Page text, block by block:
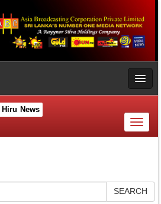
Hiru News
Toggle
SEARCH